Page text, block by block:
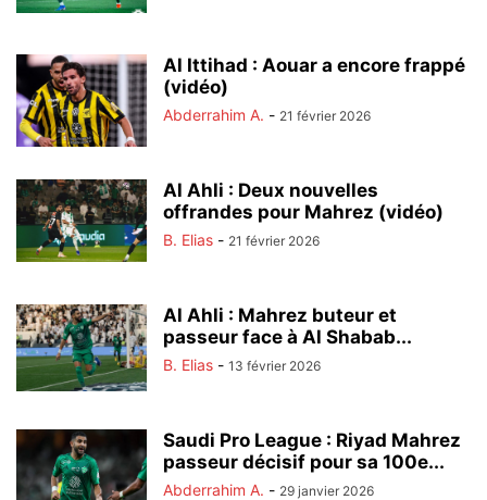
Al Ittihad : Aouar a encore frappé
(vidéo)
Abderrahim A. - 21 février 2026
Al Ahli : Deux nouvelles
offrandes pour Mahrez (vidéo)
B. Elias - 21 février 2026
Al Ahli : Mahrez buteur et
passeur face à Al Shabab...
B. Elias - 13 février 2026
Saudi Pro League : Riyad Mahrez
passeur décisif pour sa 100e...
Abderrahim A. - 29 janvier 2026